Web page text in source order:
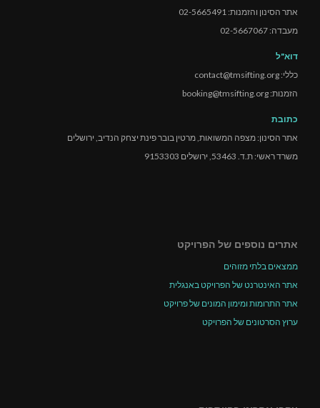
אתר הסינון והזמנות: 02-5665491
מעבדה: 02-5667067
דוא"ל
כללי: contact@tmsifting.org
הזמנות: booking@tmsifting.org
כתובת
אתר הסינון: מצפה המשואות, מרטין בובר פינת יצחק הנדיב, ירושלים
משרד ראשי: ת.ד. 53463, ירושלים 9153303
אתרים נוספים של הפרויקט
ממצאים בלתי מזוהים
אתר האינטרנט של הפרויקט באנגלית
אתר התרומות ומימון המונים של פרויקט
ערוץ הסרטונים של הפרויקט